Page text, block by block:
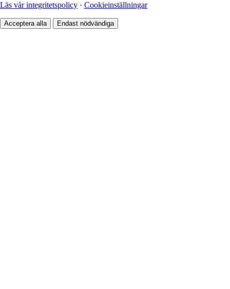
Läs vår integritetspolicy · Cookieinställningar
Acceptera alla Endast nödvändiga